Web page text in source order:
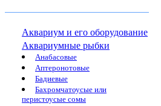
Аквариум и его оборудование
Аквариумные рыбки
Анабасовые
Аптеронотовые
Бадиевые
Бахромчатоусые или
перистоусые сомы